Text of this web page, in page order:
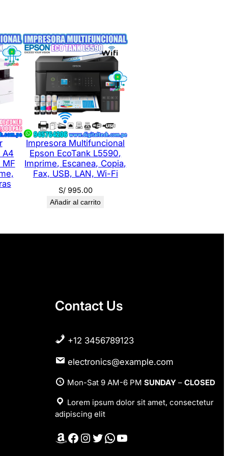
A4
MF
Impresora Multifuncional
Epson EcoTank L5590,
Imprime, Escanea, Copia,
Fax, USB, LAN, Wi-Fi
S/995.00
Añadir al carrito
Contact Us
+12 3456789123
electronics@example.com
Mon-Sat 9 AM-6 PM SUNDAY – CLOSED
Lorem ipsum dolor sit amet, consectetur
adipiscing elit
Amazon Facebook Instagram Twitter WhatsApp YouTube